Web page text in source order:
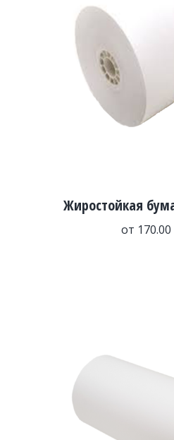
Жиростойкая
от 170.00